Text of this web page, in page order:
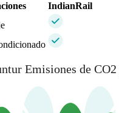
IndianRail
Emisiones de